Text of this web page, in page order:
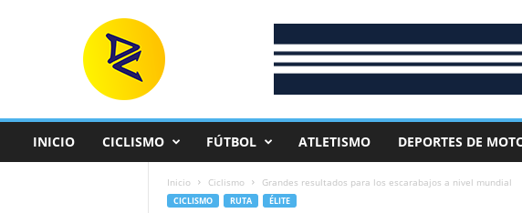
INICIO CICLISMO FÚTBOL ATLETISMO DEPORTES DE
Inicio Ciclismo Grandes resultados para los escarabajos a nivel mundial
CICLISMO RUTA ÉLITE